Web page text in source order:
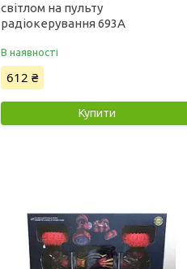
світлом на пульту
радіокерування 693A
В наявності
612 ₴
Купити